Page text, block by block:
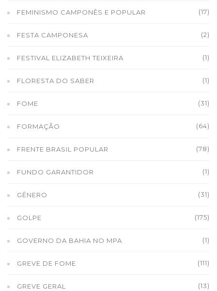
FEMINISMO CAMPONÊS E POPULAR (17)
FESTA CAMPONESA (2)
FESTIVAL ELIZABETH TEIXEIRA (1)
FLORESTA DO SABER (1)
FOME (31)
FORMAÇÃO (64)
FRENTE BRASIL POPULAR (78)
FUNDO GARANTIDOR (1)
GÊNERO (31)
GOLPE (175)
GOVERNO DA BAHIA NO MPA (1)
GREVE DE FOME (111)
GREVE GERAL (13)